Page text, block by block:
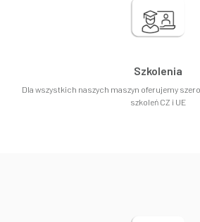
Szkolenia
Dla wszystkich naszych maszyn oferujemy
szkoleń CZ i UE